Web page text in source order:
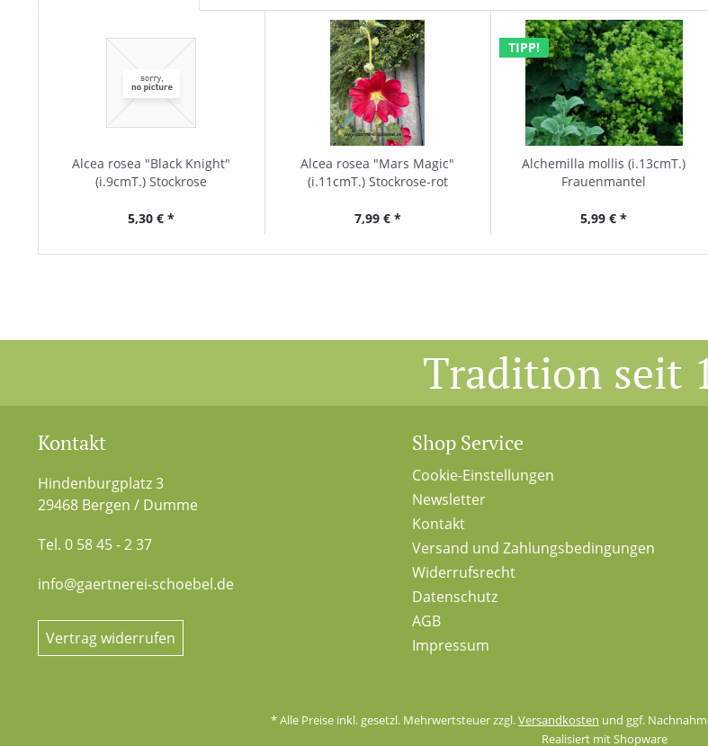
Alcea rosea "Black Knight"
(i.9cmT.) Stockrose
5,30 € *
Alcea rosea "Mars Magic"
(i.11cmT.) Stockrose-rot
7,99 € *
TIPP!
Alchemilla mollis (i.13cmT.)
Frauenmantel
5,99 € *
Tradition seit
Kontakt
Hindenburgplatz 3
29468 Bergen / Dumme
Tel. 0 58 45 - 2 37
info@gaertnerei-schoebel.de
Vertrag widerrufen
Shop Service
Cookie-Einstellungen
Newsletter
Kontakt
Versand und Zahlungsbedingungen
Widerrufsrecht
Datenschutz
AGB
Impressum
* Alle Preise inkl. gesetzl. Mehrwertsteuer zzgl.Versandkosten und ggf.
Realisiert mit Shopware